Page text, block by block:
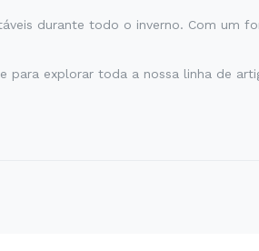
durante todo o inverno. Com um
explorar toda a nossa linha de